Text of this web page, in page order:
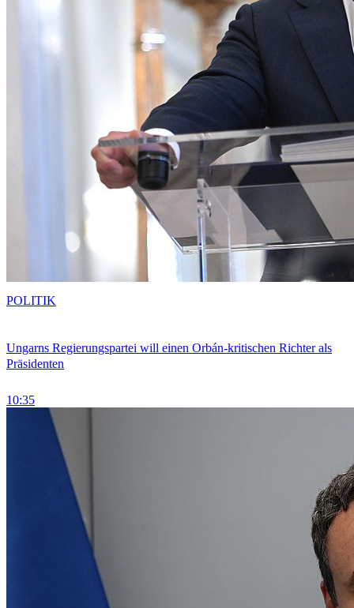
Ungarns Regierungspartei will einen Orbán-kritischen Richter als
Präsidenten
10:35
POLITIK